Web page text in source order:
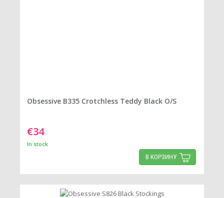
Obsessive B335 Crotchless Teddy Black O/S
€34
In stock
В КОРЗИНУ